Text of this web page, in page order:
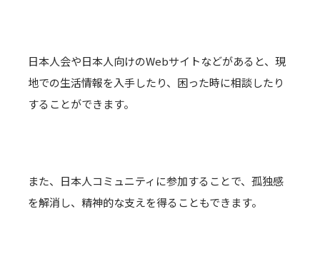
日本人会や日本人向けのWebサイトなどがあると、現
地での生活情報を入手したり、困った時に相談したり
することができます。
また、日本人コミュニティに参加することで、孤独感
を解消し、精神的な支えを得ることもできます。